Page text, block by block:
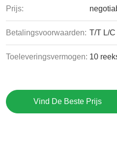
Prijs:
Betalingsvoorwaarden: T/T L/C
Toeleveringsvermogen: 10
Vind De Beste Prijs